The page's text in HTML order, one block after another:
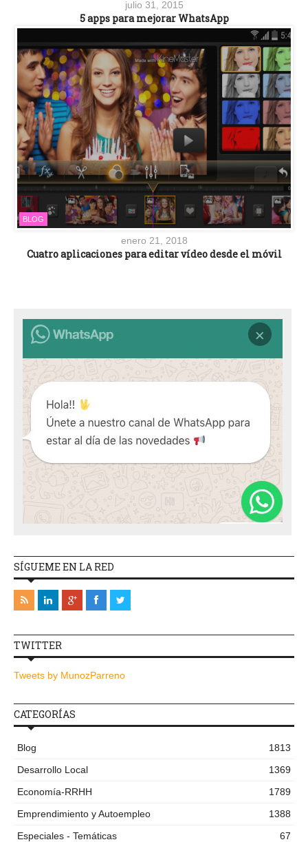
julio 31, 2015
5 apps para mejorar WhatsApp
BLOG
enero 21, 2018
Cuatro aplicaciones para editar vídeo desde el móvil
SÍGUEME EN LA RED
TWITTER
Tweets by MunozParreno
CATEGORÍAS
Blog
1813
Desarrollo Local
1369
Economía-RRHH
1789
Emprendimiento y Autoempleo
1388
Especiales - Temáticas
67